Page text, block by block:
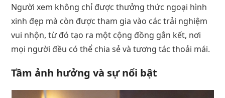
Người xem không chỉ được thưởng thức ngoại hình
xinh đẹp mà còn được tham gia vào các trải nghiệm
vui nhộn, từ đó tạo ra một cộng đồng gắn kết, nơi
mọi người đều có thể chia sẻ và tương tác thoải mái.
Tầm ảnh hưởng và sự nổi bật